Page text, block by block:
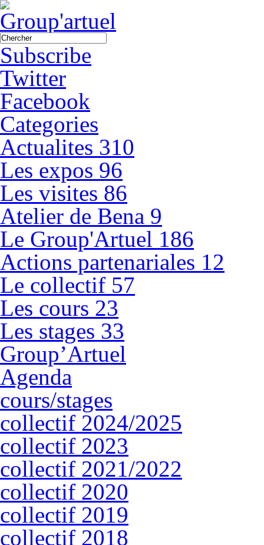
Subscribe
Twitter
Facebook
Categories
Actualites 310
Les expos 96
Les visites 86
Atelier de Bena 9
Le Group'Artuel 186
Actions partenariales 12
Le collectif 57
Les cours 23
Les stages 33
Group’Artuel
Agenda
cours/stages
collectif 2024/2025
collectif 2023
collectif 2021/2022
collectif 2020
collectif 2019
collectif 2018